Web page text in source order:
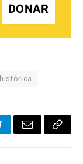
DONAR
Email Copy